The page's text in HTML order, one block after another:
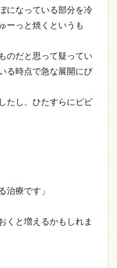
になっている部分を冷
ーっと焼くというも
のだと思って疑ってい
る時点で急な展開にび
たし、ひたすらにビビ
治療です」
くと増えるかもしれま